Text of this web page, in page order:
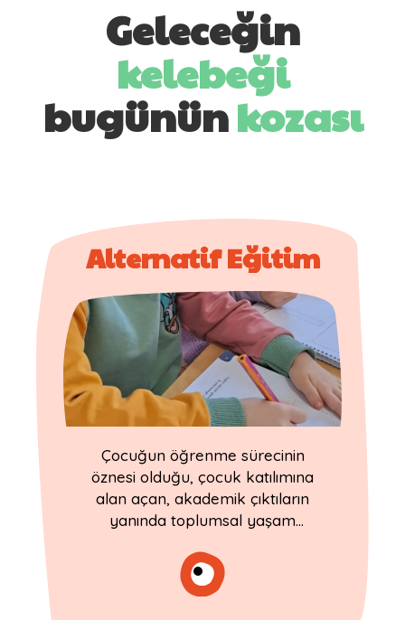
Geleceğin
kelebeği
bugününkozası
Alternatif Eğitim
Çocuğun öğrenme sürecinin
öznesi olduğu, çocuk katılımına
alan açan, akademik çıktıların
yanında toplumsal yaşam
çocuk haklarını gözeten bir
yaklaşım sunar.